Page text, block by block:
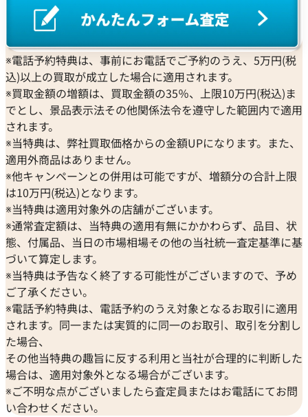
以外にも、貴金属やブランド品、時計などのご売却をお考
えの際は、ぜひ「おたからや」をご利用ください。お客様
の大切なお品物を最良の価格でお取引できるよう、査定員
一同、ご満足いただける買取を提供してまいります。改め
て、この度はご利用いただき、誠にありがとうございまし
た。お客様のまたのご利用を心よりお待ち申し上げており
ます。
おたからやの時計買取査定
時計買取専門査定員
趣味サウナ・温泉
好きな言葉夢なき者に成功なし
好きなブランドロレックス
過去の買取品例高級時計全般
おたからやでは毎日数千点の時計の査定をしております。現
在、おたからやは海外にも販路を持っており、世界基準での
査定が可能になっています。現在は円安のため海外に販売す
ることで従来よりも高値でお買取をすることができます。お
客様に満足していただける自信がありますので是非おたか
らやをご利用ください。 おたからやでは、動かなくなった
時計や、部品のみになってしまったものでも買取が可能で
す。実際壊れてしまった時計であっても100万円以上で買取
できることは度々ございます。気になるものがございました
ら一度ご相談ください。
エベル
EPOS
エポス
Hermes
エルメス
OMEGA
オメガ
ORIENT
オリエント
ORIS
オリス
Audemars Piguet
オーデマ ピゲ
Vacheron Constantin
ヴァシュロン・コンスタンタン
Van Cleef & Arpels
ヴァンクリーフ＆アーペル
Versace
ヴェルサーチ
Wempe
ヴェンペ
Concord
コンコルド
ジラール・ペルゴ
Sinn
ジン
STOWA
ストーヴァ
SEIKO
セイコー
CENTURY
センチュリー
ZENITH
ゼニス
ブシュロン
BREITLING
ブライトリング
Blancpain
ブランパン
BVLGARI
ブルガリ
Breguet
ブレゲ
BULOVA
ブローバ
Bell & Ross
ベル＆ロス
BAUME＆MERCIER
ボーム＆メルシエ
BALL Watch
ボール ウォッチ
ロンジン
※電話予約特典は、事前にお電話でご予約のうえ、5万円(税
込)以上の買取が成立した場合に適用されます。
※買取金額の増額は、買取金額の35％、上限10万円(税込)ま
でとし、景品表示法その他関係法令を遵守した範囲内で適用
されます。
※当特典は、弊社買取価格からの金額UPになります。また、
適用外商品はありません。
※他キャンペーンとの併用は可能ですが、増額分の合計上限
は10万円(税込)となります。
※当特典は適用対象外の店舗がございます。
※通常査定額は、当特典の適用有無にかかわらず、品目、状
態、付属品、当日の市場相場その他の当社統一査定基準に基
づいて算定します。
※当特典は予告なく終了する可能性がございますので、予め
ご了承ください。
※電話予約特典は、電話予約のうえ対象となるお取引に適用
されます。同一または実質的に同一のお取引、取引を分割し
た場合、
その他当特典の趣旨に反する利用と当社が合理的に判断した
場合は、適用対象外となる場合がございます。
※ご不明な点がございましたら査定員またはお電話にてお問
い合わせください。